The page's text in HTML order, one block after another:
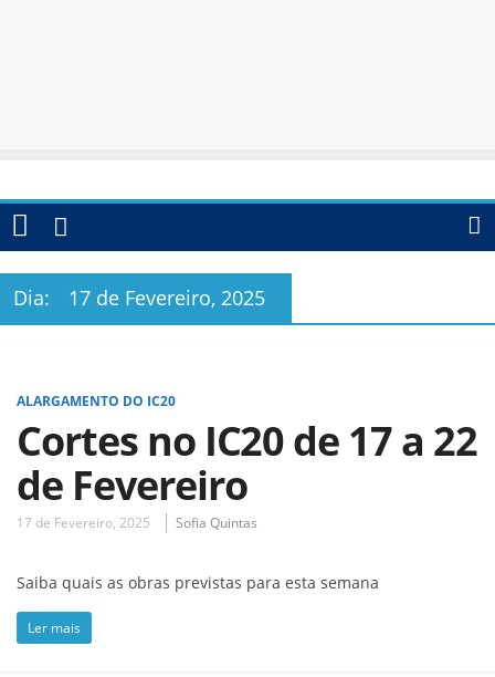
Dia: 17 de Fevereiro, 2025
ALARGAMENTO DO IC20
Cortes no IC20 de 17 a 22
de Fevereiro
17 de Fevereiro, 2025 Sofia Quintas
Saiba quais as obras previstas para esta semana
Ler mais